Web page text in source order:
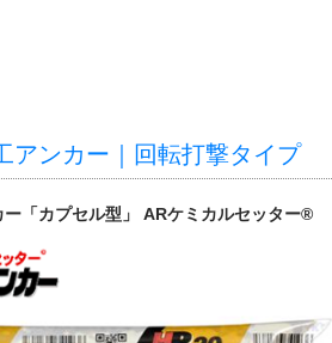
アンカー｜回転打撃タイプ
ー「カプセル型」 ARケミカルセッター®